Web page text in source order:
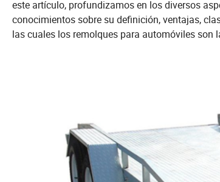
este artículo, profundizamos en los diversos
conocimientos sobre su definición, ventajas,
las cuales los remolques para automóviles son